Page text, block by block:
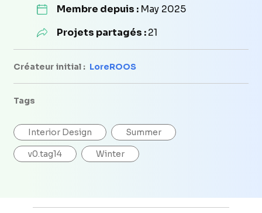
Membre depuis : May 2025
Projets partagés :21
Créateur initial : LoreROOS
Tags
Interior Design Summer
v0.tag14 Winter